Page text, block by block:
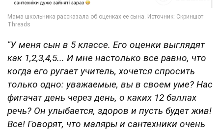
"У меня сын в 5 классе. Его оценки выглядят
как 1,2,3,4,5... И мне настолько все равно, что
когда его ругает учитель, хочется спросить
только одно: уважаемые, вы в своем уме? Нас
фигачат день через день, о каких 12 баллах
речь? Он улыбается, здоров и пусть будет жив!
Все! Говорят, что маляры и сантехники очень